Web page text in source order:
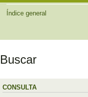
Índice general
Buscar
CONSULTA